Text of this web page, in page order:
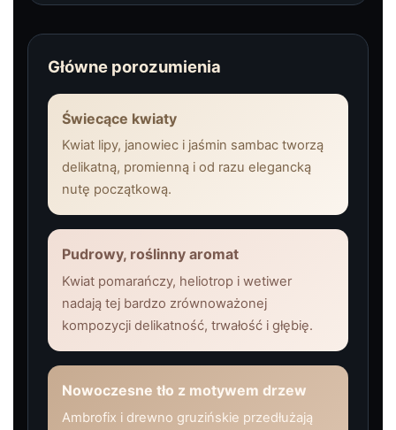
Główne porozumienia
Świecące kwiaty
Kwiat lipy, janowiec i jaśmin sambac tworzą
delikatną, promienną i od razu elegancką
nutę początkową.
Pudrowy, roślinny aromat
Kwiat pomarańczy, heliotrop i wetiwer
nadają tej bardzo zrównoważonej
kompozycji delikatność, trwałość i głębię.
Nowoczesne tło z motywem drzew
Ambrofix i drewno gruzińskie przedłużają